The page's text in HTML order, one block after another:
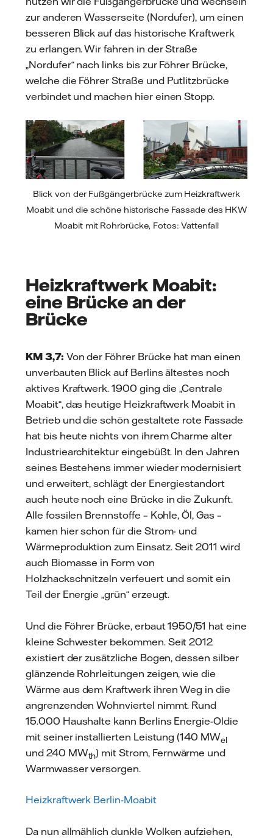
zur anderen Wasserseite (Nordufer), um einen
besseren Blick auf das historische Kraftwerk
zu erlangen. Wir fahren in der Straße
„Nordufer“ nach links bis zur Föhrer Brücke,
welche die Föhrer Straße und Putlitzbrücke
verbindet und machen hier einen Stopp.
Blick von der Fußgängerbrücke zum Heizkraftwerk
Moabit und die schöne historische Fassade des HKW
Moabit mit Rohrbrücke, Fotos: Vattenfall
Heizkraftwerk Moabit:
eine Brücke an der
Brücke
KM 3,7: Von der Föhrer Brücke hat man einen
unverbauten Blick auf Berlins ältestes noch
aktives Kraftwerk. 1900 ging die „Centrale
Moabit“, das heutige Heizkraftwerk Moabit in
Betrieb und die schön gestaltete rote Fassade
hat bis heute nichts von ihrem Charme alter
Industriearchitektur eingebüßt. In den Jahren
seines Bestehens immer wieder modernisiert
und erweitert, schlägt der Energiestandort
auch heute noch eine Brücke in die Zukunft.
Alle fossilen Brennstoffe – Kohle, Öl, Gas –
kamen hier schon für die Strom- und
Wärmeproduktion zum Einsatz. Seit 2011 wird
auch Biomasse in Form von
Holzhackschnitzeln verfeuert und somit ein
Teil der Energie „grün“ erzeugt.
Und die Föhrer Brücke, erbaut 1950/51 hat eine
kleine Schwester bekommen. Seit 2012
existiert der zusätzliche Bogen, dessen silber
glänzende Rohrleitungen zeigen, wie die
Wärme aus dem Kraftwerk ihren Weg in die
angrenzenden Wohnviertel nimmt. Rund
15.000 Haushalte kann Berlins Energie-Oldie
mit seiner installierten Leistung (140 MWel
und 240 MWth) mit Strom, Fernwärme und
Warmwasser versorgen.
Heizkraftwerk Berlin-Moabit
Da nun allmählich dunkle Wolken aufziehen,